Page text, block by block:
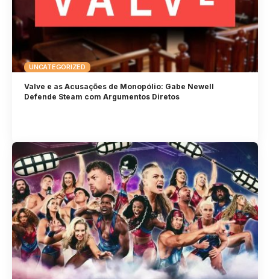
UNCATEGORIZED
Valve e as Acusações de Monopólio: Gabe Newell
Defende Steam com Argumentos Diretos